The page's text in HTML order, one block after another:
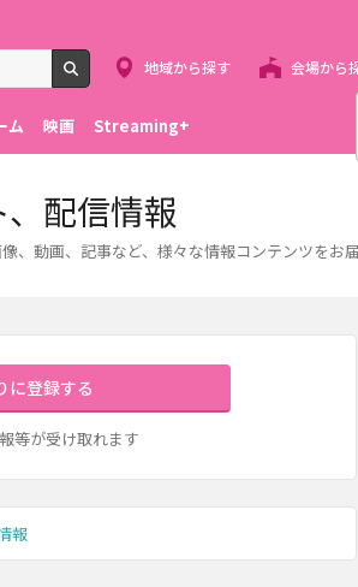
検索
地域から探す 会場から
ム 映画 Streaming+
配信情報
動画、記事など、様々な情報コンテンツをお届
に登録する
等が受け取れます
報